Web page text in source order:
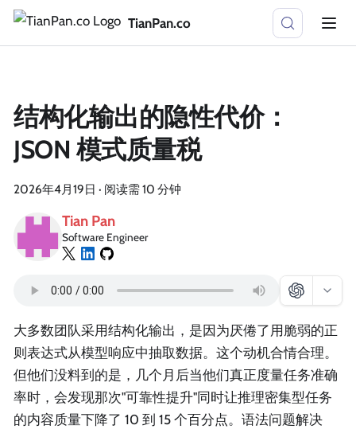
TianPan.co
结构化输出的隐性代价：
JSON 模式质量税
2026年4月19日 · 阅读需 10 分钟
Tian Pan
Software Engineer
大多数团队采用结构化输出，是因为厌倦了用脆弱的正
则表达式从模型响应中抽取数据。这个动机合情合理。
但他们没料到的是，几个月后当他们真正度量任务准确
率时，会发现那次"可靠性提升"同时让推理密集型任务
的内容质量下降了 10 到 15 个百分点。语法问题解决